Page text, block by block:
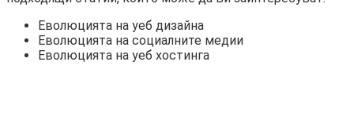
Еволюцията на уеб дизайна
Еволюцията на социалните медии
Еволюцията на уеб хостинга